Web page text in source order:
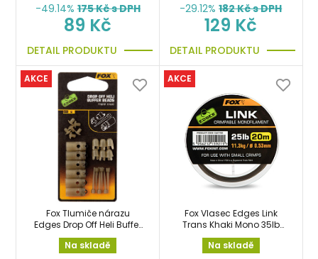
-49.14% 175Kč s DPH
89 Kč
DETAIL PRODUKTU
-29.12% 182Kč s DPH
129 Kč
DETAIL PRODUKTU
AKCE
Fox Tlumiče nárazu
Edges Drop Off Heli Buffer
Beads klip
Na skladě
AKCE
Fox Vlasec Edges Link
Trans Khaki Mono 35lb
0.64mm 20m návazcový
Na skladě